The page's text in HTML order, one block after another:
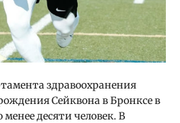
здравоохранения
Сейквона в Бронксе в
менее десяти человек. В